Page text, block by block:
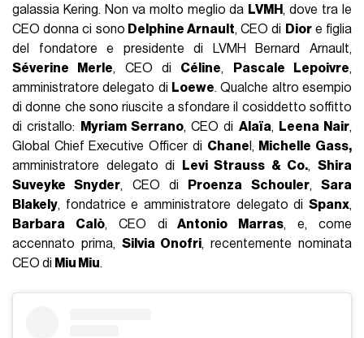
galassia Kering. Non va molto meglio da LVMH , dove tra le
CEO donna ci sono Delphine Arnault, CEO di Diore figlia
del fondatore e presidente di LVMH Bernard Arnault,
Séverine Merle, CEO di Céline, Pascale Lepoivre,
amministratore delegato di Loewe. Qualche altro esempio
di donne che sono riuscite a sfondare il cosiddetto soffitto
di cristallo:
Myriam Serrano, CEO di Alaïa, Leena Nair,
Global Chief Executive Officer di Chane l, Michelle Gass,
amministratore delegato di
Levi Strauss & Co., Shira
Suveyke Snyder, CEO di Proenza Schouler, Sara
Blakely, fondatrice e amministratore delegato di Spanx,
Barbara Calò, CEO di Antonio Marras, e, come
accennato prima, Silvia Onofri, recentemente nominata
CEO di Miu Miu.